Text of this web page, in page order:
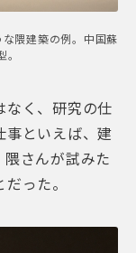
な隈建築の例。中国蘇
なく、研究の仕
事といえば、建
さんが試みた
った。